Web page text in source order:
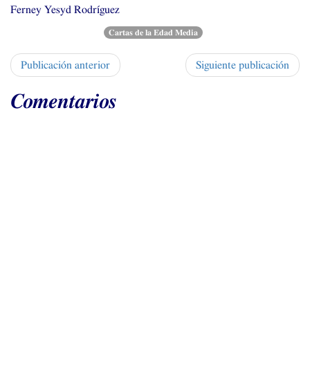
Ferney Yesyd Rodríguez
Cartas de la Edad Media
Publicación anterior Siguiente publicación
Comentarios